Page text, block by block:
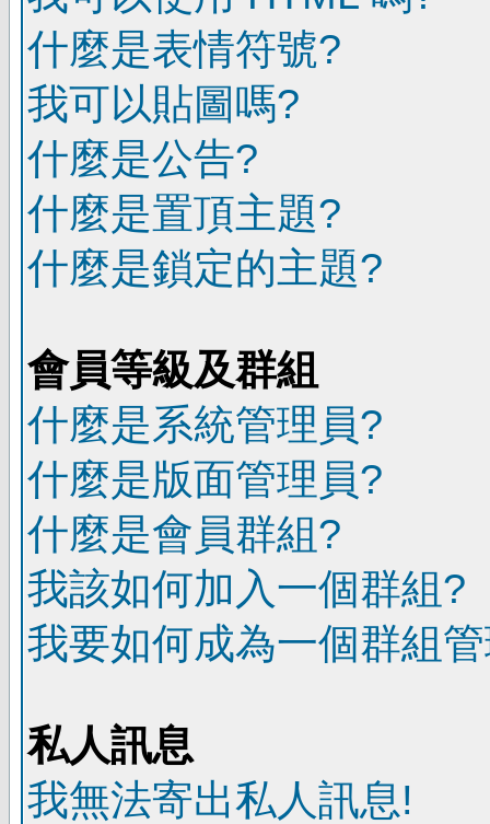
什麼是表情符號?
我可以貼圖嗎?
什麼是公告?
什麼是置頂主題?
什麼是鎖定的主題?
會員等級及群組
什麼是系統管理員?
什麼是版面管理員?
什麼是會員群組?
我該如何加入一個群組?
我要如何成為一個群組
私人訊息
我無法寄出私人訊息!